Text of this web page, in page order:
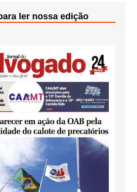
ler nossa edição